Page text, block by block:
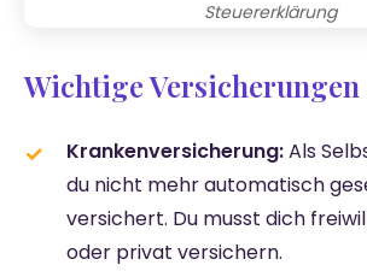
Steuererklärung
Wichtige Versicherungen
Krankenversicherung:Als
du nicht mehr automatisch
versichert. Du musst dich
oder privat versichern.